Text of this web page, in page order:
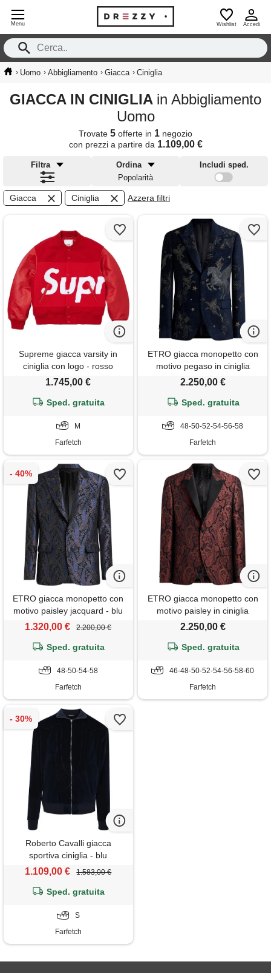
Menu Wishlist Accedi
› Uomo › Abbigliamento › Giacca › Ciniglia
GIACCA IN CINIGLIA in Abbigliamento
Uomo
Trovate 5 offerte in 1 negozio
con prezzi a partire da 1.109,00 €
Filtra
Ordina
Popolarità
Includi sped.
Giacca Ciniglia Azzera filtri
Supreme giacca varsity in
ciniglia con logo - rosso
1.745,00 €
Sped. gratuita
M
Farfetch
ETRO giacca monopetto con
motivo pegaso in ciniglia
jacquard - blu
2.250,00 €
Sped. gratuita
48-50-52-54-56-58
Farfetch
ETRO giacca monopetto con
motivo paisley jacquard - blu
1.320,00 € 2.200,00 €
Sped. gratuita
48-50-54-58
Farfetch
ETRO giacca monopetto con
motivo paisley in ciniglia
jacquard - rosso
2.250,00 €
Sped. gratuita
46-48-50-52-54-56-58-60
Farfetch
Roberto Cavalli giacca
sportiva ciniglia - blu
1.109,00 € 1.583,00 €
Sped. gratuita
S
Farfetch